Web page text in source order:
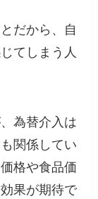
だから、自
てしまう人
為替介入は
関係してい
格や食品価
果が期待で